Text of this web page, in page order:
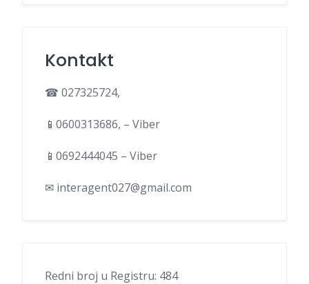
Kontakt
☎ 027325724,
📱0600313686, – Viber
📱0692444045 – Viber
✉ interagent027@gmail.com
Redni broj u Registru: 484